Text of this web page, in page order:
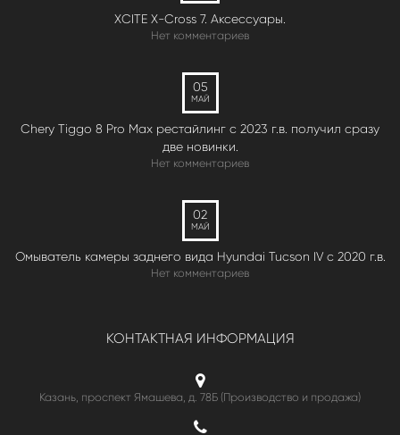
XCITE X-Cross 7. Аксессуары.
Нет комментариев
05
МАЙ
Chery Tiggo 8 Pro Max рестайлинг с 2023 г.в. получил сразу
две новинки.
Нет комментариев
02
МАЙ
Омыватель камеры заднего вида Hyundai Tucson IV c 2020 г.в.
Нет комментариев
КОНТАКТНАЯ ИНФОРМАЦИЯ
Казань, проспект Ямашева, д. 78Б (Производство и продажа)